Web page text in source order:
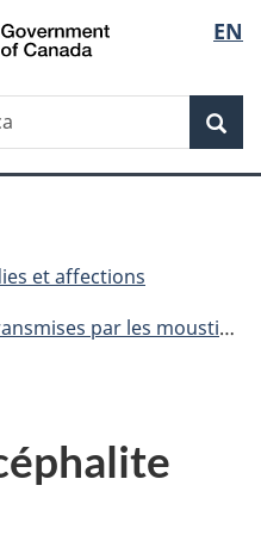
Passer
au
principal
Passer
à
Au
du
Passer
au
de
section
Passer
à
version
simplifiée
de
la
EN
et affections
par les moustiques